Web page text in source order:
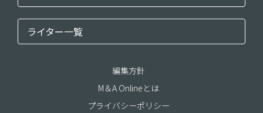
ライター一覧
編集方針
M＆A Onlineとは
プライバシーポリシー